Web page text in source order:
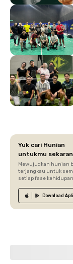
Yuk cari Hunian
untukmu
Mewujudkan hunian
terjangkau untuk
setiap fase
Download